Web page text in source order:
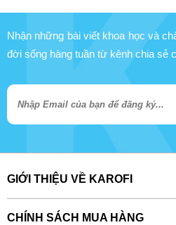
Nhận những bài viết khoa học và
đời sống hàng tuần từ kênh chia sẻ
GIỚI THIỆU VỀ KAROFI
CHÍNH SÁCH MUA HÀNG